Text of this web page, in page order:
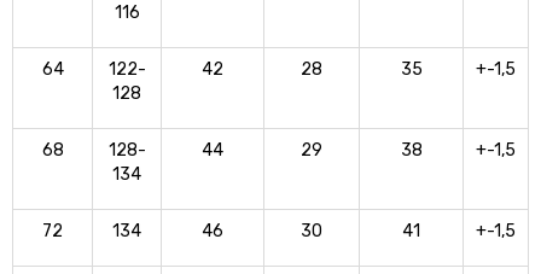
116
64
122-
128
42 28 35 +-1,5
68
128-
134
44 29 38 +-1,5
72 134 46 30 41 +-1,5